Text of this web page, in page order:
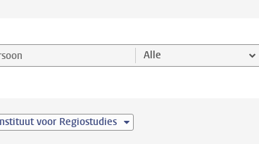
en selecteer categorie Alle
voor Regiostudies